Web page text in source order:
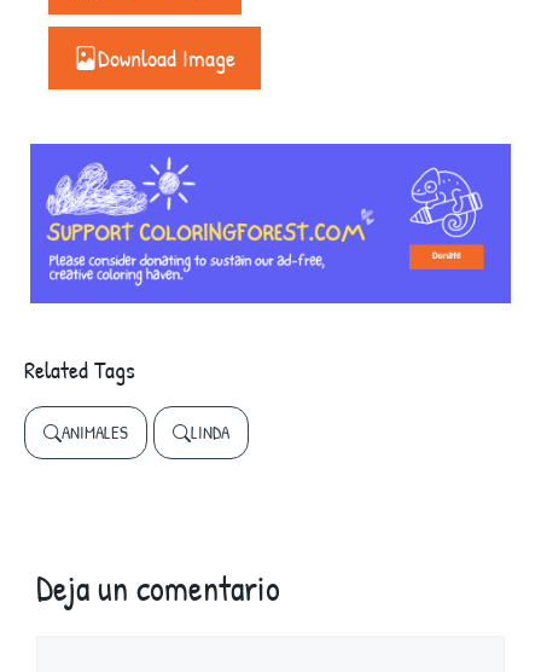
Download Image
Related Tags
ANIMALES LINDA
Deja un comentario